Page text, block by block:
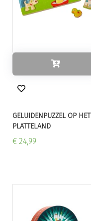
GELUIDENPUZZEL OP HET
PLATTELAND
€ 24,99